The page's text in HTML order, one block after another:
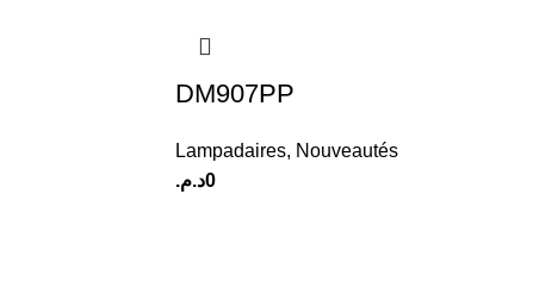
DM907PP
Lampadaires, Nouveautés
0د.م.